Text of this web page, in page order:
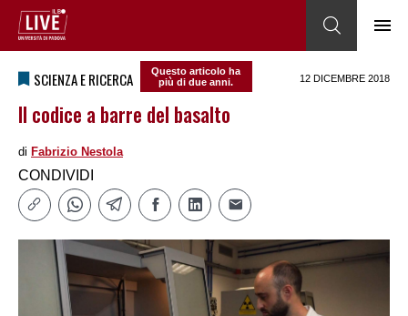
SCIENZA E RICERCA
Questo articolo ha
più di due anni.
12 DICEMBRE 2018
Il codice a barre del basalto
di Fabrizio Nestola
CONDIVIDI